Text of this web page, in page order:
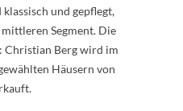
und gepflegt,
Segment. Die
Christian Berg wird im
Häusern von